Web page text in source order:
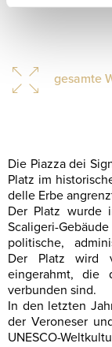
gesamte
Die Piazza dei
Platz im
delle Erbe
Der Platz wurde
Scaligeri-
politische,
Der Platz wird
eingerahmt, die
verbunden sind.
In den letzten
der Veroneser
UNESCO-